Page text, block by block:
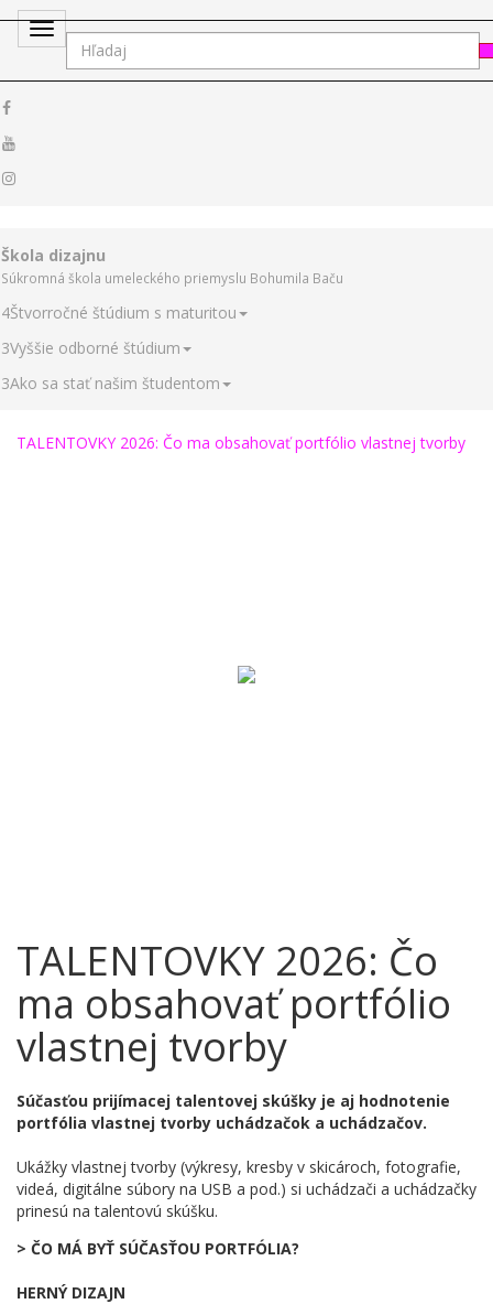
Toggle
navigation
Škola dizajnu
Súkromná škola umeleckého priemyslu Bohumila Baču
4Štvorročné štúdium s maturitou
3Vyššie odborné štúdium
3Ako sa stať našim študentom
TALENTOVKY 2026: Čo ma obsahovať portfólio vlastnej tvorby
TALENTOVKY 2026: Čo
ma obsahovať portfólio
vlastnej tvorby
Súčasťou prijímacej talentovej skúšky je aj hodnotenie
portfólia vlastnej tvorby uchádzačok a uchádzačov.
Ukážky vlastnej tvorby (výkresy, kresby v skicároch, fotografie,
videá, digitálne súbory na USB a pod.) si uchádzači a uchádzačky
prinesú na talentovú skúšku.
> ČO MÁ BYŤ SÚČASŤOU PORTFÓLIA?
HERNÝ DIZAJN